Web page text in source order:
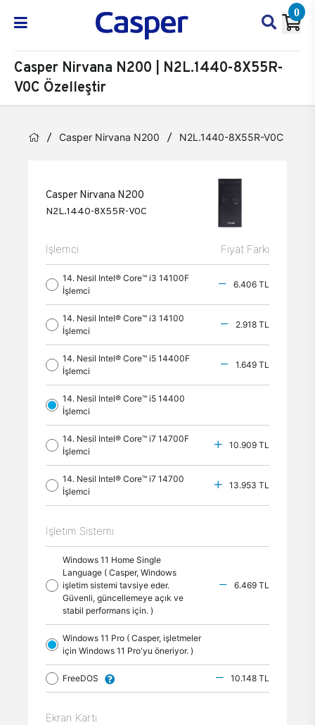
0
Casper Nirvana N200 | N2L.1440-8X55R-
V0C Özelleştir
Casper Nirvana N200 N2L.1440-8X55R-V0C
Casper Nirvana N200
N2L.1440-8X55R-V0C
İşlemci Fiyat Farkı
14. Nesil Intel® Core™ i3 14100F
İşlemci
6.406 TL
14. Nesil Intel® Core™ i3 14100
İşlemci
2.918 TL
14. Nesil Intel® Core™ i5 14400F
İşlemci
1.649 TL
14. Nesil Intel® Core™ i5 14400
İşlemci
14. Nesil Intel® Core™ i7 14700F
İşlemci
10.909 TL
14. Nesil Intel® Core™ i7 14700
İşlemci
13.953 TL
İşletim Sistemi
Windows 11 Home Single
Language ( Casper, Windows
işletim sistemi tavsiye eder.
Güvenli, güncellemeye açık ve
stabil performans için. )
6.469 TL
Windows 11 Pro ( Casper, işletmeler
için Windows 11 Pro'yu öneriyor. )
FreeDOS 10.148 TL
Ekran Kartı